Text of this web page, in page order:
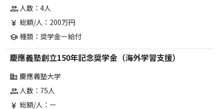
group 人数：4人
currency_yen 総額/人：200万円
school 種類：奨学金ー給付
慶應義塾創立150年記念奨学金（海外学習支援）
corporate_fare 慶應義塾大学
group 人数：75人
currency_yen 総額/人：ー